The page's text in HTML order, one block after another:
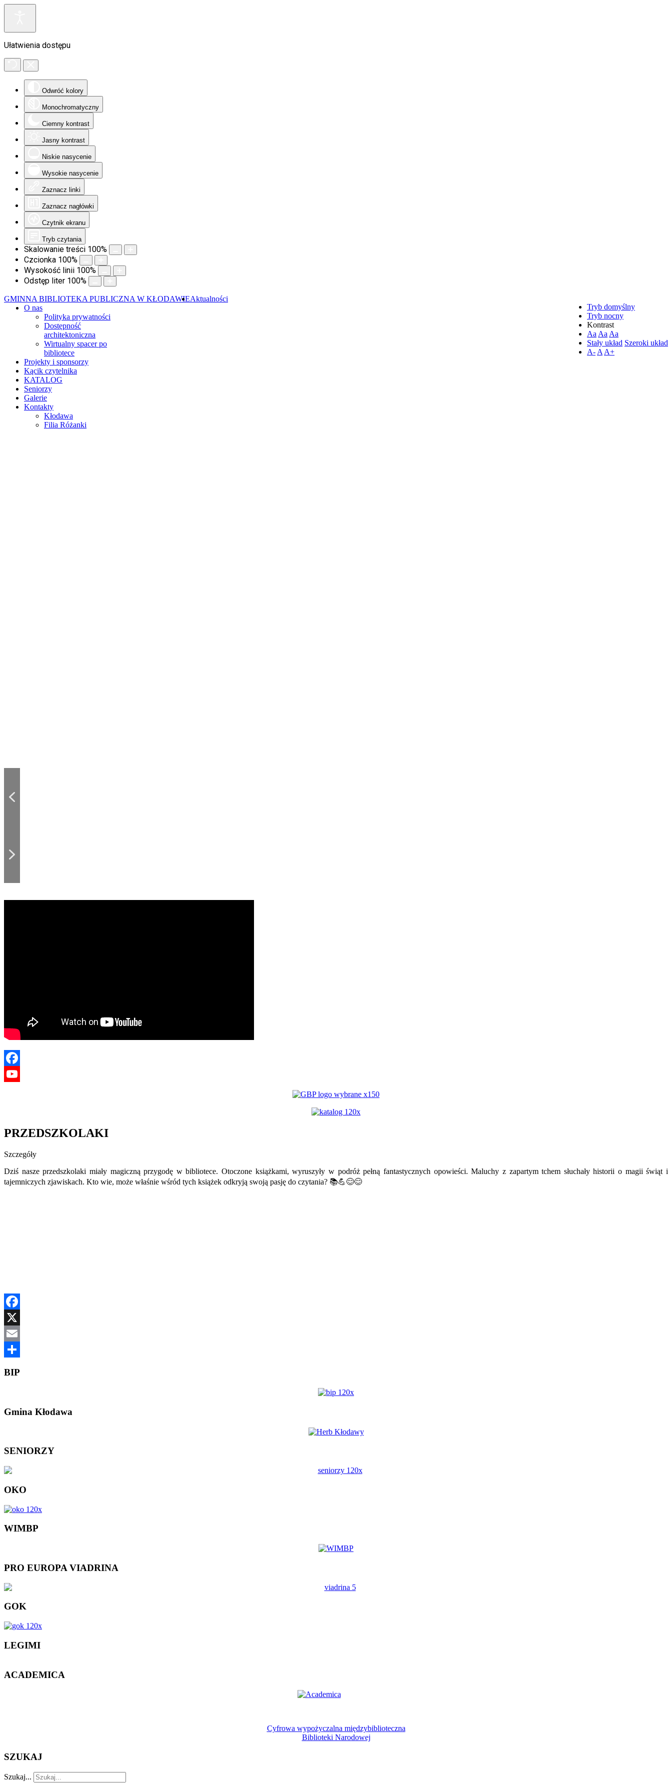
Ułatwienia dostępu
Odwróć kolory
Monochromatyczny
Ciemny kontrast
Jasny kontrast
Niskie nasycenie
Wysokie nasycenie
Zaznacz linki
Zaznacz nagłówki
Czytnik ekranu
Tryb czytania
Skalowanie treści 100%
Czcionka 100%
Wysokość linii 100%
Odstęp liter 100%
Tryb domyślny
Tryb nocny
Kontrast
Aa Aa Aa
Stały układ Szeroki układ
A- A A+
GMINNA BIBLIOTEKA PUBLICZNA W KŁODAWIEAktualności
O nas
Polityka prywatności
Dostępność
architektoniczna
Wirtualny spacer po
bibliotece
Projekty i sponsorzy
Kącik czytelnika
KATALOG
Seniorzy
Galerie
Kontakty
Kłodawa
Filia Różanki
Facebook
PRZEDSZKOLAKI
Szczegóły
Dziś nasze przedszkolaki miały magiczną przygodę w bibliotece. Otoczone książkami, wyruszyły w podróż pełną fantastycznych opowieści. Maluchy z zapartym tchem słuchały historii o magii świąt i
tajemniczych zjawiskach. Kto wie, może właśnie wśród tych książek odkryją swoją pasję do czytania? 📚💪😊😊
Facebook
X
Email
BIP
Gmina Kłodawa
SENIORZY
OKO
WIMBP
PRO EUROPA VIADRINA
GOK
LEGIMI
ACADEMICA
Cyfrowa wypożyczalna międzybiblioteczna
Biblioteki Narodowej
SZUKAJ
Szukaj...